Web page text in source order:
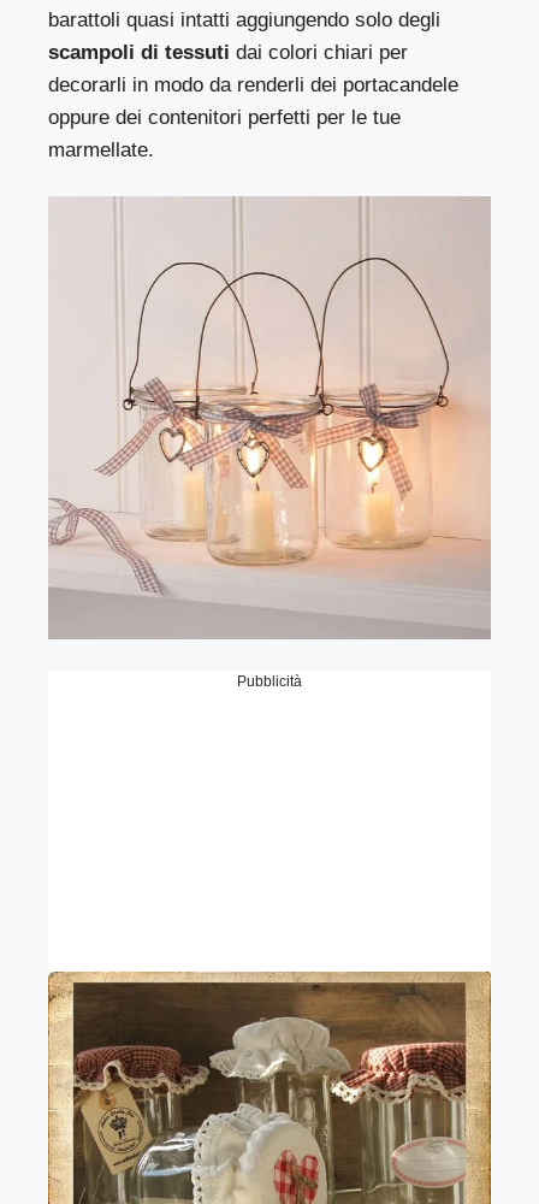
barattoli quasi intatti aggiungendo solo degli
scampoli di tessuti dai colori chiari per
decorarli in modo da renderli dei portacandele
oppure dei contenitori perfetti per le tue
marmellate.
Pubblicità